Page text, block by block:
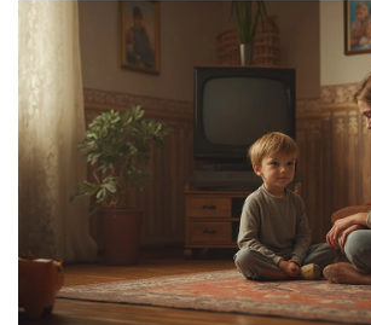
исключить из лексикона взрослых.
Объясню, почему привычные реплики
работают против воспитания, и что
происходит, когда их постоянно
слышать. Поделюсь советами, как
заменить негативные формулировки.
Всё на простых примерах из жизни.